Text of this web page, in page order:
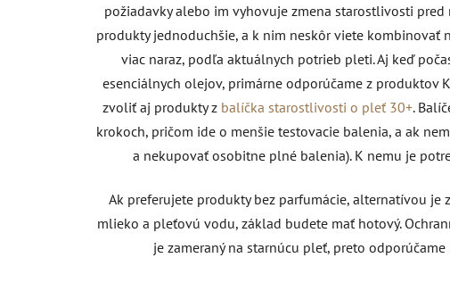
požiadavky alebo im vyhovuje zmena starostlivosti
produkty jednoduchšie, a k nim neskôr viete
viac naraz, podľa aktuálnych potrieb pleti. Aj keď
esenciálnych olejov, primárne odporúčame z produktov
zvoliť aj produkty z balíčka starostlivosti o pleť 30+. B
krokoch, pričom ide o menšie testovacie balenia, a ak
a nekupovať osobitne plné balenia). K nemu je
Ak preferujete produkty bez parfumácie, alternatívou
mlieko a pleťovú vodu, základ budete mať hotový.
je zameraný na starnúcu pleť, preto